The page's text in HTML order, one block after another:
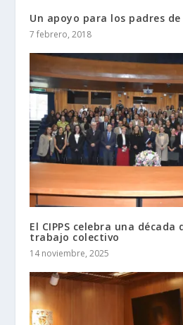
Un apoyo para los padres
7 febrero, 2018
El CIPPS celebra una
trabajo colectivo
14 noviembre, 2025